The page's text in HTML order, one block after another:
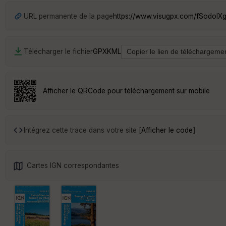
URL permanente de la pagehttps://www.visugpx.com/
Télécharger le fichierGPXKML
Afficher le QRCode pour téléchargement sur mobile
Intégrez cette trace dans votre site [Afficher le code]
Cartes IGN correspondantes